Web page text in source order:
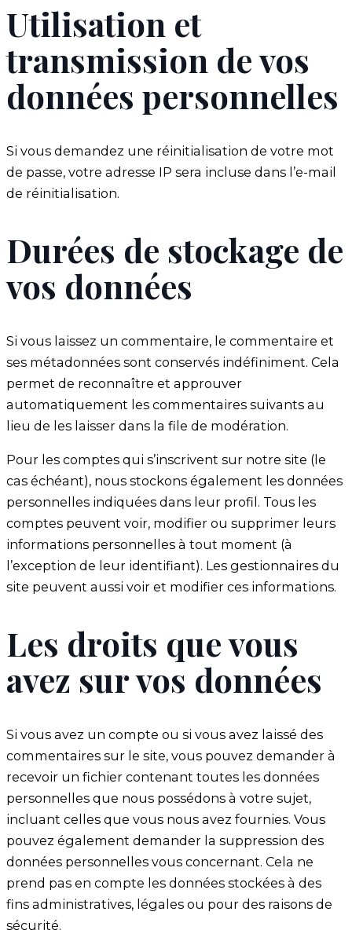
Utilisation et
transmission de vos
données personnelles
Si vous demandez une réinitialisation de votre mot
de passe, votre adresse IP sera incluse dans l’e-mail
de réinitialisation.
Durées de stockage de
vos données
Si vous laissez un commentaire, le commentaire et
ses métadonnées sont conservés indéfiniment. Cela
permet de reconnaître et approuver
automatiquement les commentaires suivants au
lieu de les laisser dans la file de modération.
Pour les comptes qui s’inscrivent sur notre site (le
cas échéant), nous stockons également les données
personnelles indiquées dans leur profil. Tous les
comptes peuvent voir, modifier ou supprimer leurs
informations personnelles à tout moment (à
l’exception de leur identifiant). Les gestionnaires du
site peuvent aussi voir et modifier ces informations.
Les droits que vous
avez sur vos données
Si vous avez un compte ou si vous avez laissé des
commentaires sur le site, vous pouvez demander à
recevoir un fichier contenant toutes les données
personnelles que nous possédons à votre sujet,
incluant celles que vous nous avez fournies. Vous
pouvez également demander la suppression des
données personnelles vous concernant. Cela ne
prend pas en compte les données stockées à des
fins administratives, légales ou pour des raisons de
sécurité.